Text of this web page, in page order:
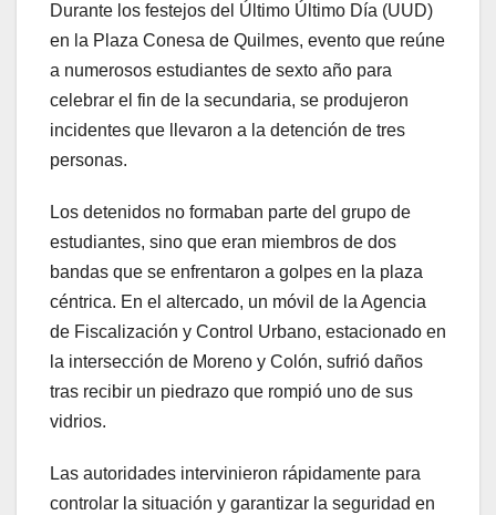
Durante los festejos del Último Último Día (UUD)
en la Plaza Conesa de Quilmes, evento que reúne
a numerosos estudiantes de sexto año para
celebrar el fin de la secundaria, se produjeron
incidentes que llevaron a la detención de tres
personas.
Los detenidos no formaban parte del grupo de
estudiantes, sino que eran miembros de dos
bandas que se enfrentaron a golpes en la plaza
céntrica. En el altercado, un móvil de la Agencia
de Fiscalización y Control Urbano, estacionado en
la intersección de Moreno y Colón, sufrió daños
tras recibir un piedrazo que rompió uno de sus
vidrios.
Las autoridades intervinieron rápidamente para
controlar la situación y garantizar la seguridad en